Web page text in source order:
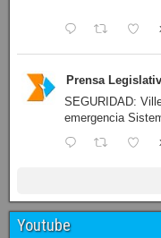
Prensa
SEGURIDAD:
emergencia
Youtube